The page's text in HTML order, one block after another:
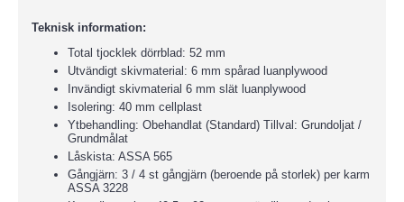
Teknisk information:
Total tjocklek dörrblad: 52 mm
Utvändigt skivmaterial: 6 mm spårad luanplywood
Invändigt skivmaterial 6 mm slät luanplywood
Isolering: 40 mm cellplast
Ytbehandling: Obehandlat (Standard) Tillval: Grundoljat /
Grundmålat
Låskista: ASSA 565
Gångjärn: 3 / 4 st gångjärn (beroende på storlek) per karm
ASSA 3228